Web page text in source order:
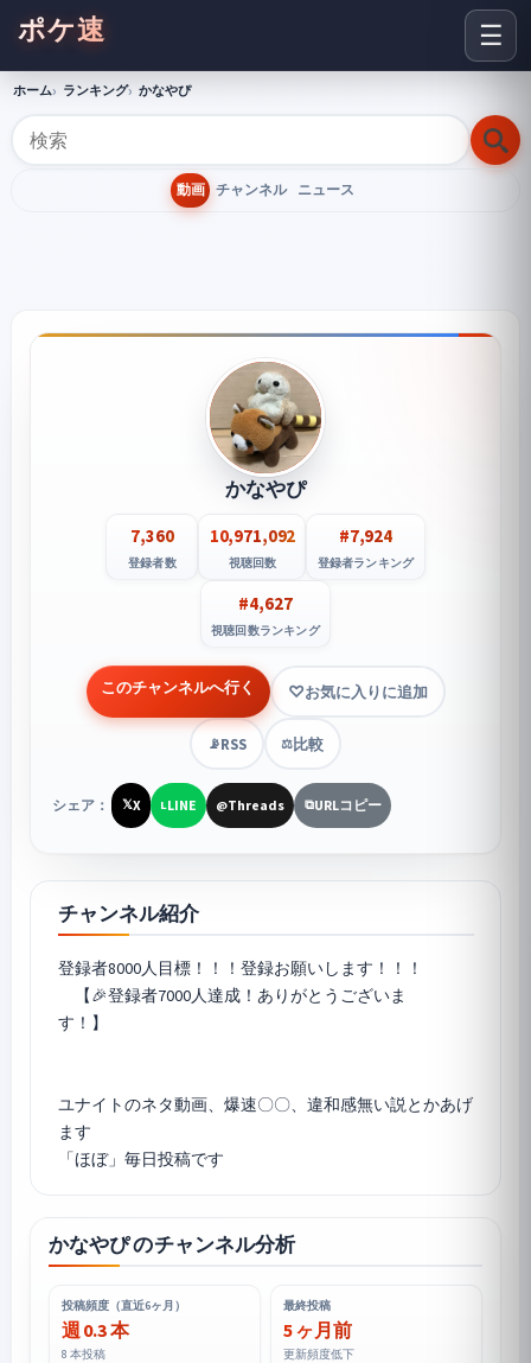
☰
ポケ速
ホーム ランキング かなやぴ
動画 チャンネル ニュース
かなやぴ
7,360
登録者数
10,971,092
視聴回数
#7,924
登録者ランキング
#4,627
視聴回数ランキング
このチャンネルへ行く お気に入りに追加
📡RSS ⚖️比較
シェア： 𝕏X LLINE @Threads ⧉URLコピー
チャンネル紹介
登録者8000人目標！！！登録お願いします！！！
【🎉登録者7000人達成！ありがとうございま
す！】
ユナイトのネタ動画、爆速〇〇、違和感無い説とかあげ
ます
「ほぼ」毎日投稿です
かなやぴ のチャンネル分析
投稿頻度（直近6ヶ月）
週 0.3 本
8 本投稿
最終投稿
5 ヶ月前
更新頻度低下